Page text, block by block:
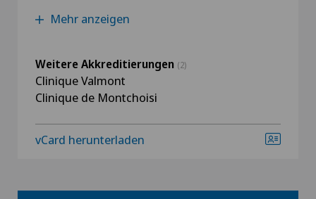
Mehr anzeigen
Weitere Akkreditierungen (2)
Clinique Valmont
Clinique de Montchoisi
vCard herunterladen